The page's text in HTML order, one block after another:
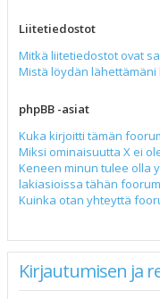
Liitetiedostot
Mitkä liitetiedostot ovat
Mistä löydän lähettämäni
phpBB -asiat
Kuka kirjoitti tämän
Miksi ominaisuutta X ei
Keneen minun tulee olla
lakiasioissa tähän
Kuinka otan yhteyttä
Kirjautumisen ja